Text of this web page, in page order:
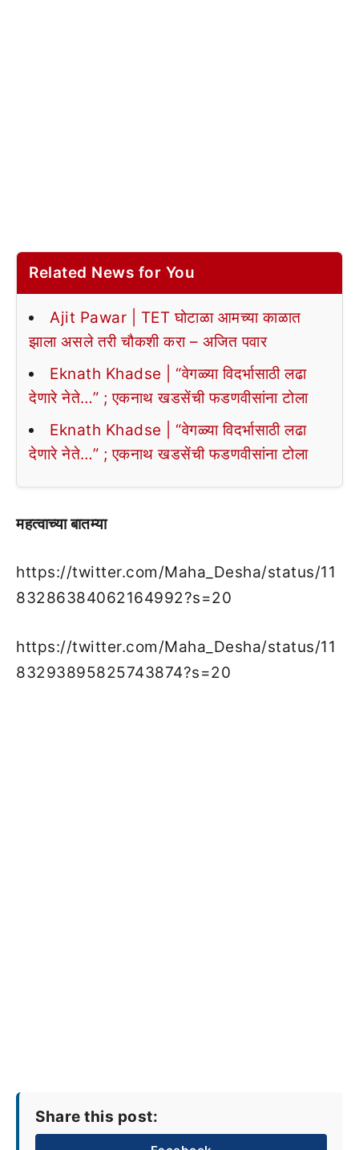
Related News for You
Ajit Pawar | TET घोटाळा आमच्या काळात
झाला असले तरी चौकशी करा – अजित पवार
Eknath Khadse | “वेगळ्या विदर्भासाठी लढा
देणारे नेते…” ; एकनाथ खडसेंची फडणवीसांना टोला
Eknath Khadse | “वेगळ्या विदर्भासाठी लढा
देणारे नेते…” ; एकनाथ खडसेंची फडणवीसांना टोला
महत्वाच्या बातम्या
https://twitter.com/Maha_Desha/status/11
83286384062164992?s=20
https://twitter.com/Maha_Desha/status/11
83293895825743874?s=20
Share this post: